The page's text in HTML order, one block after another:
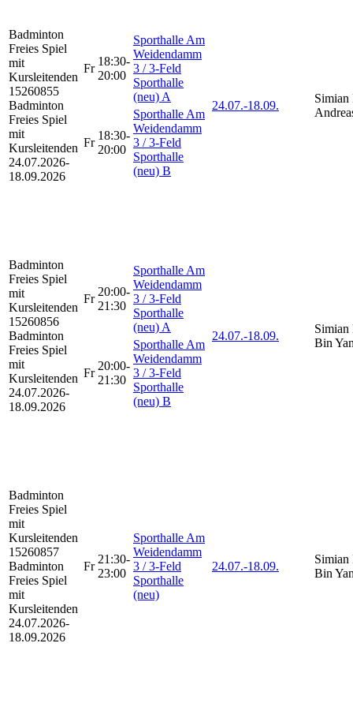
Badminton
Freies Spiel
mit
Kursleitenden
15260855
Badminton
Freies Spiel
mit
Kursleitenden
24.07.2026-
18.09.2026
Fr
18:30-
20:00
Sporthalle Am
Weidendamm
3 / 3-Feld
Sporthalle
(neu) A
Fr
18:30-
20:00
Sporthalle Am
Weidendamm
3 / 3-Feld
Sporthalle
(neu) B
24.07.-18.09.
Simian
Badminton
Freies Spiel
mit
Kursleitenden
15260856
Badminton
Freies Spiel
mit
Kursleitenden
24.07.2026-
18.09.2026
Fr
20:00-
21:30
Sporthalle Am
Weidendamm
3 / 3-Feld
Sporthalle
(neu) A
Fr
20:00-
21:30
Sporthalle Am
Weidendamm
3 / 3-Feld
Sporthalle
(neu) B
24.07.-18.09.
Simian
Bin
Badminton
Freies Spiel
mit
Kursleitenden
15260857
Badminton
Freies Spiel
mit
Kursleitenden
24.07.2026-
18.09.2026
Fr
21:30-
23:00
Sporthalle Am
Weidendamm
3 / 3-Feld
Sporthalle
(neu)
24.07.-18.09.
Simian
Bin